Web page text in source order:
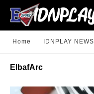
Home IDNPLAY NEWS
ElbafArc